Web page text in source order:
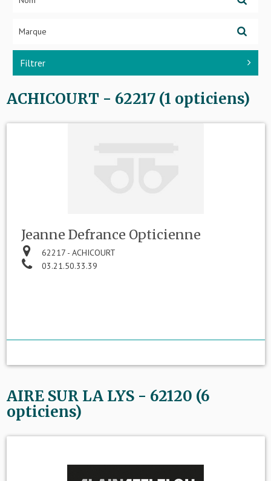
Filtrer
ACHICOURT - 62217 (1 opticiens)
Jeanne Defrance Opticienne
62217 - ACHICOURT
03.21.50.33.39
AIRE SUR LA LYS - 62120 (6
opticiens)